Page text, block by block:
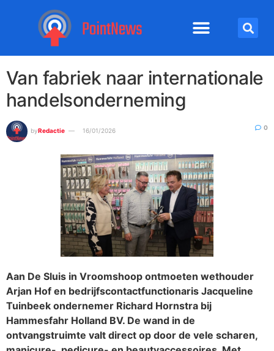
Van fabriek naar internationale
handelsonderneming
byRedactie 16/01/2026 0
Aan De Sluis in Vroomshoop ontmoeten wethouder
Arjan Hof en bedrijfscontactfunctionaris Jacqueline
Tuinbeek ondernemer Richard Hornstra bij
Hammesfahr Holland BV. De wand in de
ontvangstruimte valt direct op door de vele scharen,